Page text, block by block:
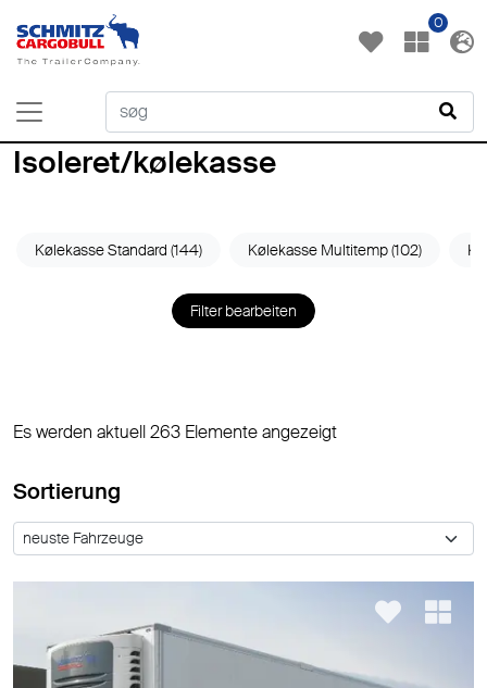
0
Isoleret/kølekasse
Kølekasse Standard (144) Kølekasse Multitemp (102)
Filter bearbeiten
Es werden aktuell 263 Elemente angezeigt
Sortierung